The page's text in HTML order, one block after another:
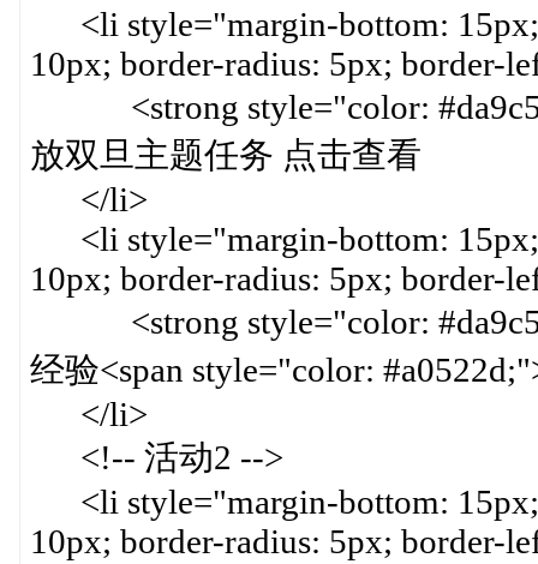
<li style="margin-bottom: 15px;
10px; border-radius: 5px; border-
<strong style="color:
放双旦主题任务 点击查看
</li>
<li style="margin-bottom: 15px;
10px; border-radius: 5px; border-
<strong style="color:
经验<span style="color:
</li>
<!-- 活动2 -->
<li style="margin-bottom: 15px;
10px; border-radius: 5px; border-